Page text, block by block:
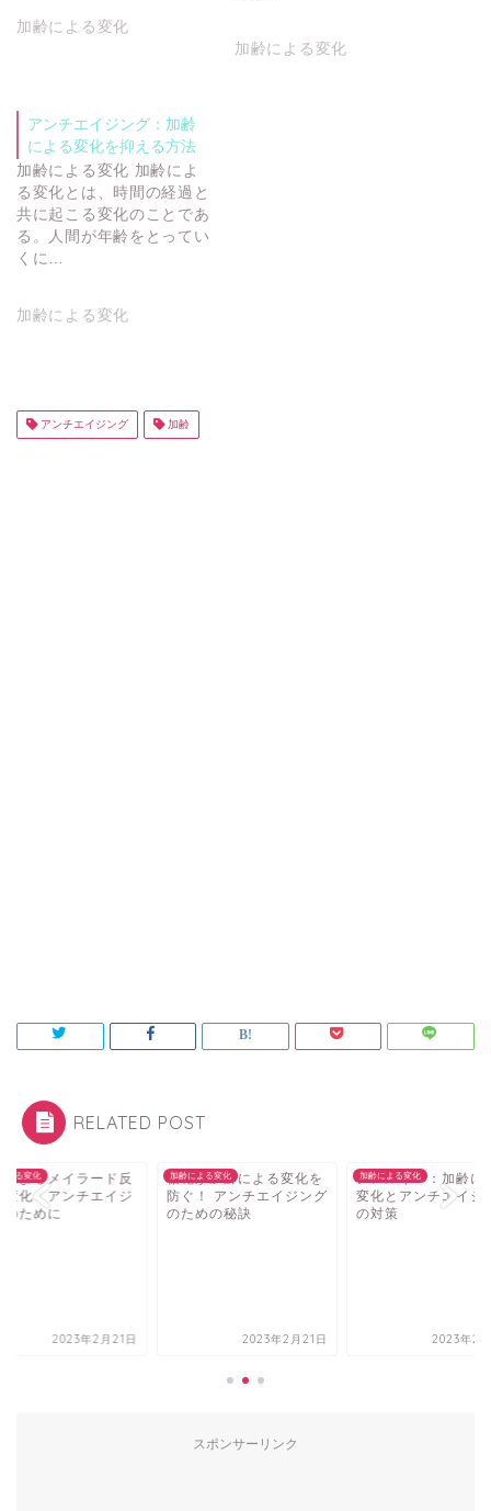
加齢による変化
加齢による変化
アンチエイジング：加齢
による変化を抑える方法
加齢による変化 加齢によ
る変化とは、時間の経過と
共に起こる変化のことであ
る。人間が年齢をとってい
くに…
加齢による変化
アンチエイジング 加齢
RELATED POST
よる変化
が加齢による変化を
！ アンチエイジング
めの秘訣
2023年2月21日
加齢による変化
アレルギー：加齢による
変化とアンチエイジング
の対策
2023年2月21日
加齢による変化
加齢によるメイラー
応の変化：アンチエ
ングのために
2023年2
スポンサーリンク